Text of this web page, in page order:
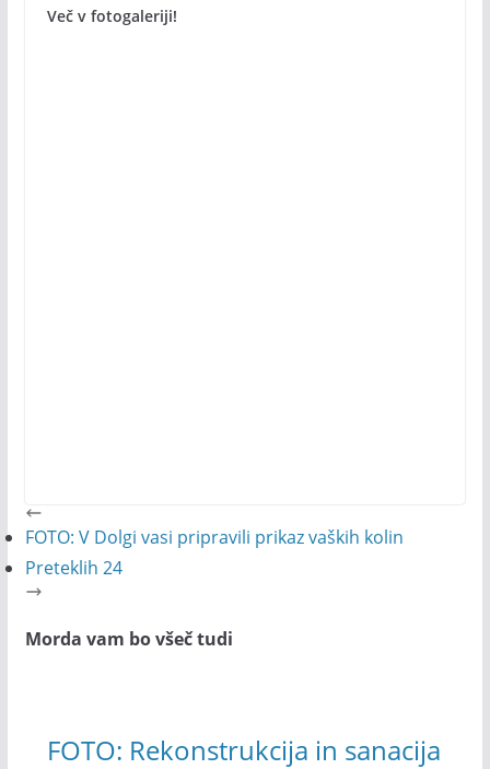
Več v fotogaleriji!
FOTO: V Dolgi vasi pripravili prikaz vaških kolin
Preteklih 24
Morda vam bo všeč tudi
FOTO: Rekonstrukcija in sanacija